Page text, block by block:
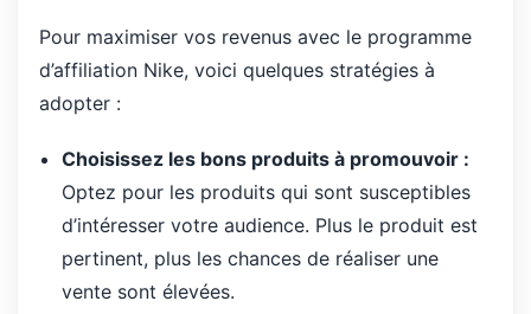
Pour maximiser vos revenus avec le programme
d’affiliation Nike, voici quelques stratégies à
adopter :
Choisissez les bons produits à promouvoir :
Optez pour les produits qui sont susceptibles
d’intéresser votre audience. Plus le produit est
pertinent, plus les chances de réaliser une
vente sont élevées.